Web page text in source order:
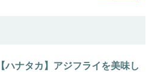
【ハナタカ】アジフライを美味し